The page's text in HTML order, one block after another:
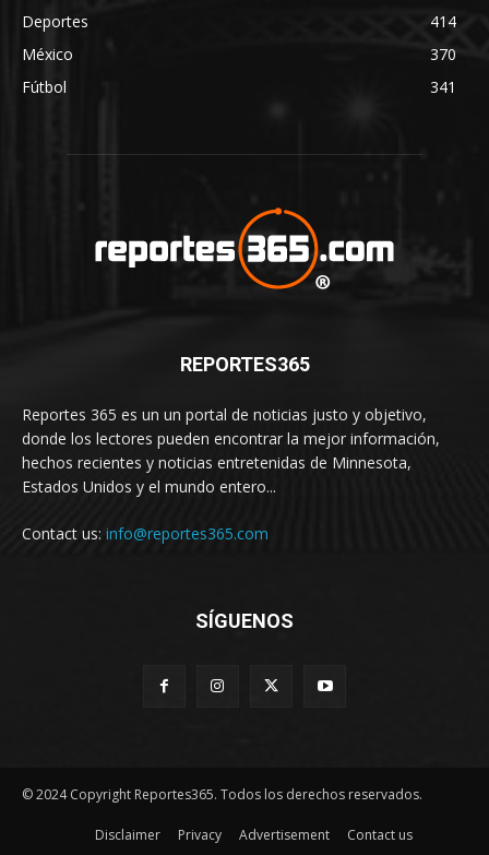
Deportes
414
México
370
Fútbol
341
REPORTES365
Reportes 365 es un un portal de noticias justo y objetivo,
donde los lectores pueden encontrar la mejor información,
hechos recientes y noticias entretenidas de Minnesota,
Estados Unidos y el mundo entero...
Contact us: info@reportes365.com
SÍGUENOS
© 2024 Copyright Reportes365. Todos los derechos reservados.
Disclaimer Privacy Advertisement Contact us